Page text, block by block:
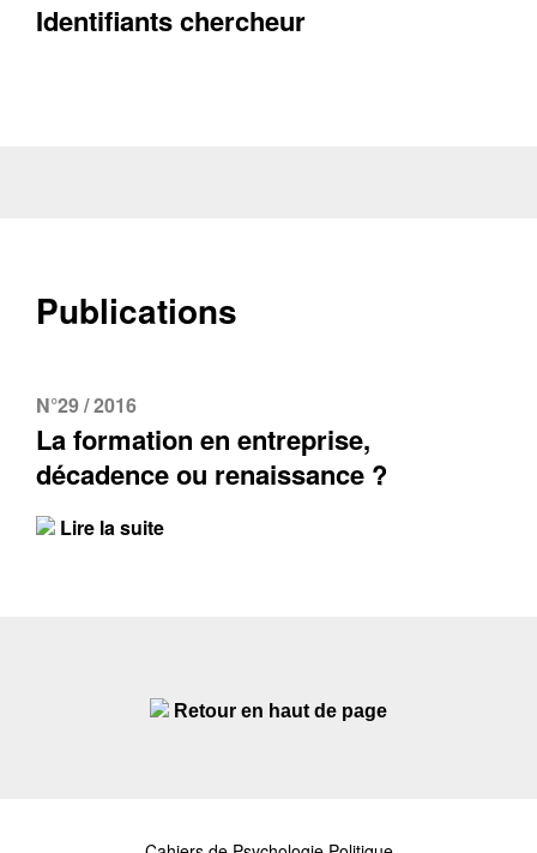
Identifiants chercheur
Publications
N°29 / 2016
La formation en entreprise,
décadence ou renaissance ?
Lire la suite
Retour en haut de page